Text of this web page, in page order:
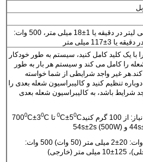
50 وات: 5±105 میلی لیتر در دقیقه یا 1±18 میلی متر، 500 وات:
با یک کلید کامل کنید، سیستم به طور خودکار
شعله را کامل می کند و سیستم هر بار به طور
غیر واجد شرایطی از شما خواسته
تنظیم کنید و کالیبراسیون شعله بعدی را
شرایط باشد، به کالیبراسیون شعله بعدی
0C±50C تا 700 0C±30C
2).ارتفاع شعله: 50 وات: 20±2 میلی متر (50 وات) 500 وات: